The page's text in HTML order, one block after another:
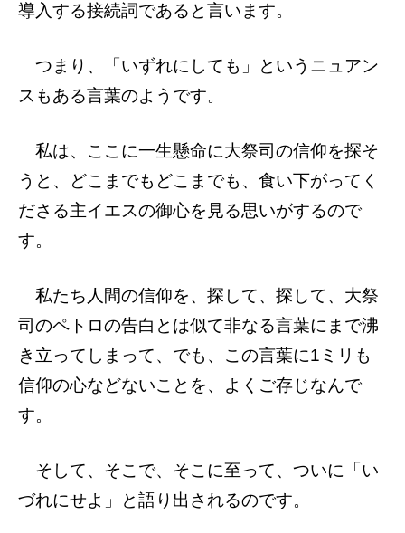
導入する接続詞であると言います。
つまり、「いずれにしても」というニュアン
スもある言葉のようです。
私は、ここに一生懸命に大祭司の信仰を探そ
うと、どこまでもどこまでも、食い下がってく
ださる主イエスの御心を見る思いがするので
す。
私たち人間の信仰を、探して、探して、大祭
司のペトロの告白とは似て非なる言葉にまで沸
き立ってしまって、でも、この言葉に1ミリも
信仰の心などないことを、よくご存じなんで
す。
そして、そこで、そこに至って、ついに「い
づれにせよ」と語り出されるのです。